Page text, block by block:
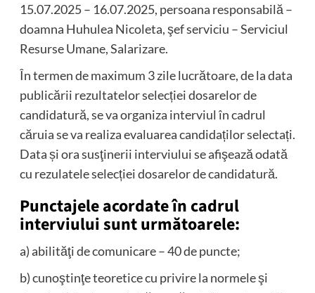
15.07.2025 – 16.07.2025, persoana responsabilă –
doamna Huhulea Nicoleta, şef serviciu – Serviciul
Resurse Umane, Salarizare.
În termen de maximum 3 zile lucrătoare, de la data
publicării rezultatelor selecției dosarelor de
candidatură, se va organiza interviul în cadrul
căruia se va realiza evaluarea candidaților selectați.
Data și ora susţinerii interviului se afişează odată
cu rezulatele selecției dosarelor de candidatură.
Punctajele acordate în cadrul
interviului sunt următoarele:
a) abilităţi de comunicare – 40 de puncte;
b) cunoştinţe teoretice cu privire la normele şi